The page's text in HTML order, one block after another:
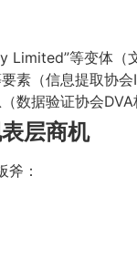
Limited”等变体（
素（信息提取协会
数据验证协会DVA
层商机
斧：